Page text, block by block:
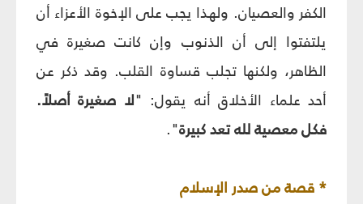
الكفر والعصيان. ولهذا يجب على الإخوة الأعزاء أن
يلتفتوا إلى أن الذنوب وإن كانت صغيرة في
الظاهر، ولكنها تجلب قساوة القلب. وقد ذكر عن
أحد علماء الأخلاق أنه يقول: "لا صغيرة أصلاً.
فكل معصية لله تعد كبيرة".
* قصة من صدر الإسلام‏